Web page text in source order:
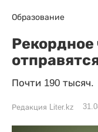
Образование
Почти 190 тысяч.
Редакция Liter.kz